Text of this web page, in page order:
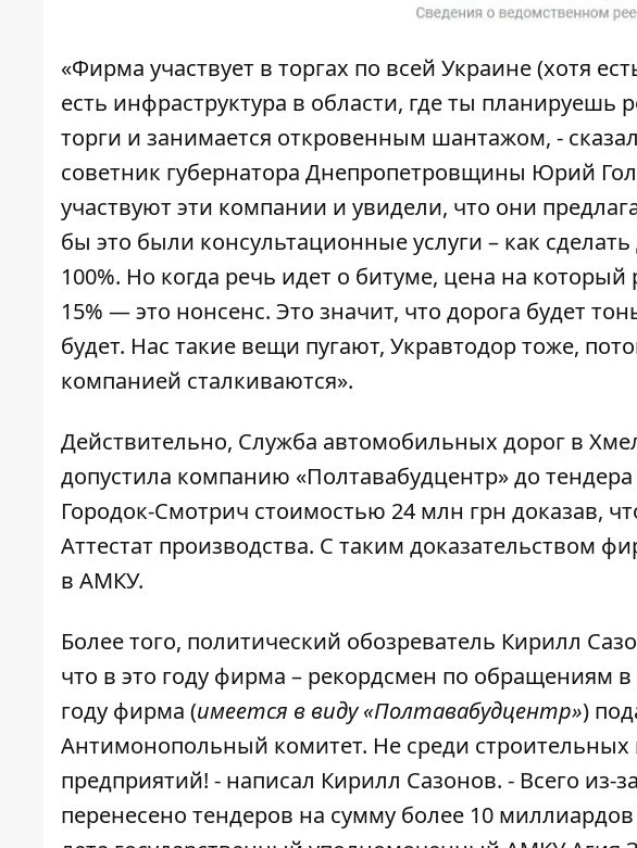
«Фирма участвует в торгах по всей Украине (хотя
есть инфраструктура в области, где ты планируешь
торги и занимается откровенным шантажом, -
советник губернатора Днепропетровщины Юрий
участвуют эти компании и увидели, что они
бы это были консультационные услуги – как
100%. Но когда речь идет о битуме, цена на
15% — это нонсенс. Это значит, что дорога будет
будет. Нас такие вещи пугают, Укравтодор тоже,
компанией сталкиваются».
Действительно, Служба автомобильных дорог в
допустила компанию «Полтавабудцентр» до
Городок-Смотрич стоимостью 24 млн грн доказав,
Аттестат производства. С таким доказательством
в АМКУ.
Более того, политический обозреватель Кирилл
что в это году фирма – рекордсмен по обращениям
году фирма (имеется в виду «Полтавабудцентр»)
Антимонопольный комитет. Не среди
предприятий! - написал Кирилл Сазонов. - Всего из-
перенесено тендеров на сумму более 10